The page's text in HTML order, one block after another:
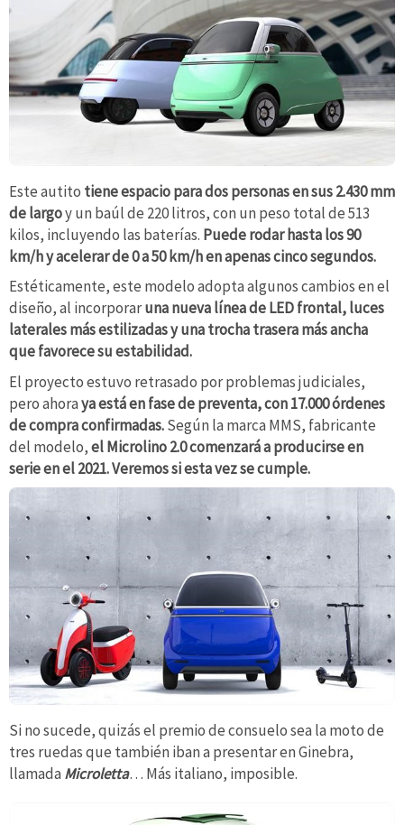
Este autito tiene espacio para dos personas en sus 2.430 mm
de largoy un baúl de 220 litros, con un peso total de 513
kilos, incluyendo las baterías. Puede rodar hasta los 90
km/h y acelerar de 0 a 50 km/h en apenas cinco segundos.
Estéticamente, este modelo adopta algunos cambios en el
diseño, al incorporaruna nueva línea de LED frontal, luces
laterales más estilizadas y una trocha trasera más ancha
que favorece su estabilidad.
El proyecto estuvo retrasado por problemas judiciales,
pero ahoraya está en fase de preventa, con 17.000 órdenes
de compra confirmadas.Según la marca MMS, fabricante
del modelo,el Microlino 2.0 comenzará a producirse en
serie en el 2021.Veremos si esta vez se cumple.
Si no sucede, quizás el premio de consuelo sea la moto de
tres ruedas que también iban a presentar en Ginebra,
llamada Microletta… Más italiano, imposible.